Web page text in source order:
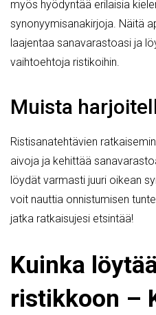
myös hyödyntää erilaisia
synonyymisanakirjoja. Näitä
laajentaa sanavarastoasi ja
vaihtoehtoja ristikoihin.
Muista
Ristisanatehtävien
aivoja ja kehittää
löydät varmasti juuri oikean
voit nauttia onnistumisen
jatka ratkaisujesi etsintää!
Kuinka
ristikkoon –